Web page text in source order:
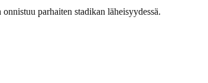
parhaiten stadikan läheisyydessä.